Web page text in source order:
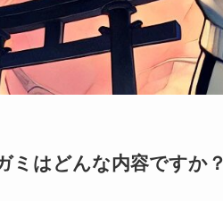
ミはどんな内容ですか？